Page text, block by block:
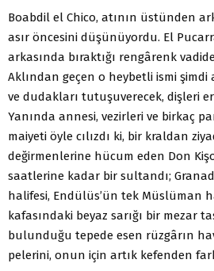
Boabdil el Chico, atının üstünden
asır öncesini düşünüyordu. El
arkasında bıraktığı rengârenk
Aklından geçen o heybetli ismi şimdi
ve dudakları tutuşuverecek, dişleri
Yanında annesi, vezirleri ve birkaç
maiyeti öyle cılızdı ki, bir kraldan
değirmenlerine hücum eden Don
saatlerine kadar bir sultandı;
halifesi, Endülüs’ün tek Müslüman
kafasındaki beyaz sarığı bir mezar
bulunduğu tepede esen rüzgârın
pelerini, onun için artık kefenden